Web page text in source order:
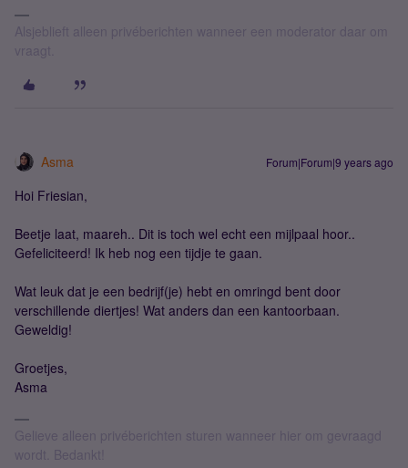
Alsjeblieft alleen privéberichten wanneer een moderator daar om
vraagt.
Asma Forum|Forum|9 years ago
Hoi Friesian,
Beetje laat, maareh.. Dit is toch wel echt een mijlpaal hoor..
Gefeliciteerd! Ik heb nog een tijdje te gaan.
Wat leuk dat je een bedrijf(je) hebt en omringd bent door
verschillende diertjes! Wat anders dan een kantoorbaan.
Geweldig!
Groetjes,
Asma
Gelieve alleen privéberichten sturen wanneer hier om gevraagd
wordt. Bedankt!